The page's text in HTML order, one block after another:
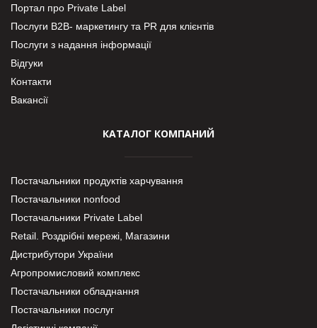
Портал про Private Label
Послуги В2В- маркетингу та PR для клієнтів
Послуги з надання інформації
Відгуки
Контакти
Вакансії
КАТАЛОГ КОМПАНИЙ
Постачальники продуктів харчування
Постачальники nonfood
Постачальники Private Label
Retail. Роздрібні мережі, Магазини
Дистрибутори України
Агропромисловий комплекс
Постачальники обладнання
Постачальники послуг